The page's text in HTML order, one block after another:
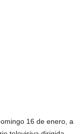
16 de enero, a